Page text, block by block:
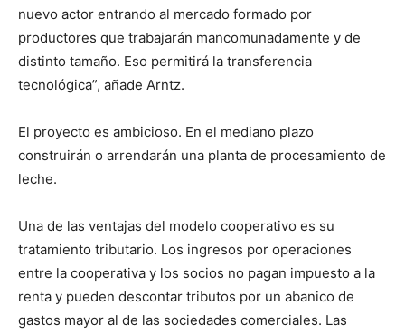
nuevo actor entrando al mercado formado por
productores que trabajarán mancomunadamente y de
distinto tamaño. Eso permitirá la transferencia
tecnológica”, añade Arntz.
El proyecto es ambicioso. En el mediano plazo
construirán o arrendarán una planta de procesamiento de
leche.
Una de las ventajas del modelo cooperativo es su
tratamiento tributario. Los ingresos por operaciones
entre la cooperativa y los socios no pagan impuesto a la
renta y pueden descontar tributos por un abanico de
gastos mayor al de las sociedades comerciales. Las